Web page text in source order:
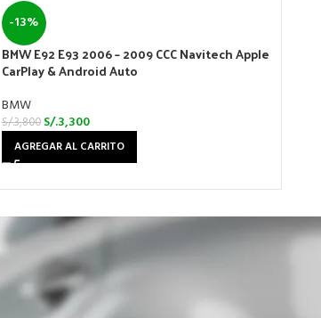
-13%
BMW E92 E93 2006 – 2009 CCC Navitech Apple
CarPlay & Android Auto
BMW
S/.3,800 S/.3,300
AGREGAR AL CARRITO